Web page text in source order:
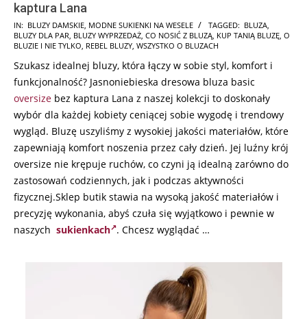
kaptura Lana
2024-
07-
IN: BLUZY DAMSKIE, MODNE SUKIENKI NA WESELE TAGGED: BLUZA,
BLUZY DLA PAR, BLUZY WYPRZEDAŻ, CO NOSIĆ Z BLUZĄ, KUP TANIĄ BLUZĘ, O
BLUZIE I NIE TYLKO, REBEL BLUZY, WSZYSTKO O BLUZACH
Szukasz idealnej bluzy, która łączy w sobie styl, komfort i
funkcjonalność? Jasnoniebieska dresowa bluza basic
oversize bez kaptura Lana z naszej kolekcji to doskonały
wybór dla każdej kobiety ceniącej sobie wygodę i trendowy
wygląd. Bluzę uszyliśmy z wysokiej jakości materiałów, które
zapewniają komfort noszenia przez cały dzień. Jej luźny krój
oversize nie krępuje ruchów, co czyni ją idealną zarówno do
zastosowań codziennych, jak i podczas aktywności
fizycznej.Sklep butik stawia na wysoką jakość materiałów i
precyzję wykonania, abyś czuła się wyjątkowo i pewnie w
naszych sukienkach . Chcesz wyglądać …